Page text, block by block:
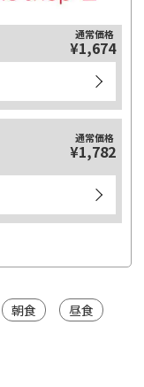
通常価格
¥1,674
通常価格
¥1,782
朝食 昼食